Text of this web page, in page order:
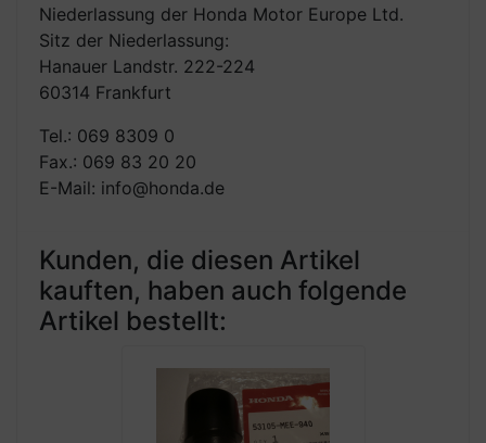
Niederlassung der Honda Motor Europe Ltd.
Sitz der Niederlassung:
Hanauer Landstr. 222-224
60314 Frankfurt
Tel.: 069 8309 0
Fax.: 069 83 20 20
E-Mail: info@honda.de
Kunden, die diesen Artikel
kauften, haben auch folgende
Artikel bestellt: